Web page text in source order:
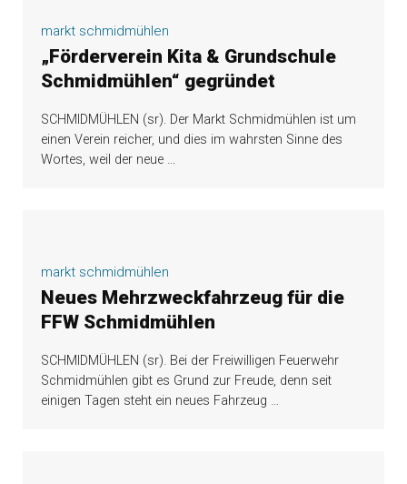
markt schmidmühlen
„Förderverein Kita & Grundschule
Schmidmühlen“ gegründet
SCHMIDMÜHLEN (sr). Der Markt Schmidmühlen ist um
einen Verein reicher, und dies im wahrsten Sinne des
Wortes, weil der neue …
markt schmidmühlen
Neues Mehrzweckfahrzeug für die
FFW Schmidmühlen
SCHMIDMÜHLEN (sr). Bei der Freiwilligen Feuerwehr
Schmidmühlen gibt es Grund zur Freude, denn seit
einigen Tagen steht ein neues Fahrzeug …